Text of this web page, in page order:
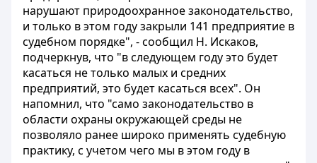
нарушают природоохранное законодательство,
и только в этом году закрыли 141 предприятие в
судебном порядке", - сообщил Н. Искаков,
подчеркнув, что "в следующем году это будет
касаться не только малых и средних
предприятий, это будет касаться всех". Он
напомнил, что "само законодательство в
области охраны окружающей среды не
позволяло ранее широко применять судебную
практику, с учетом чего мы в этом году в